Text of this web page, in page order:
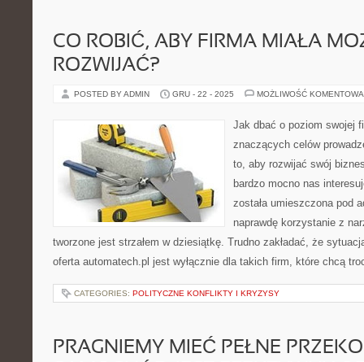
CO ROBIĆ, ABY FIRMA MIAŁA
ROZWIJAĆ?
POSTED BY ADMIN GRU - 22 - 2025 MOŻLIWOŚĆ
Jak dbać o poziom swojej
znaczących celów
to, aby rozwijać swój
bardzo mocno nas
została umieszczona pod
naprawdę korzystanie z
tworzone jest strzałem w dziesiątkę. Trudno zakładać, że
oferta automatech.pl jest wyłącznie dla takich firm, które chcą
CATEGORIES: POLITYCZNE KONFLIKTY I KRYZYSY
PRAGNIEMY MIEĆ PEŁNE